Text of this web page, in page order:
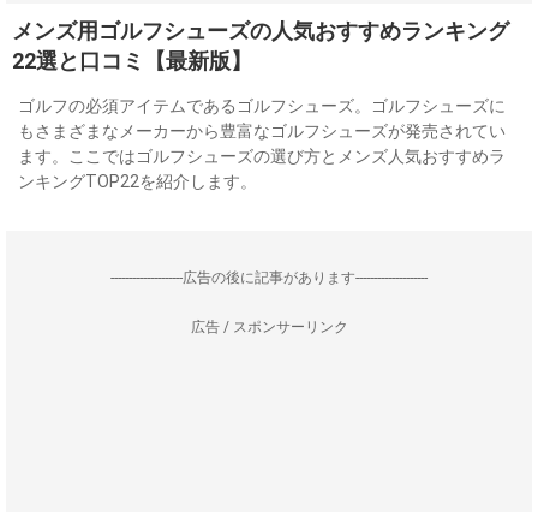
メンズ用ゴルフシューズの人気おすすめランキング
22選と口コミ【最新版】
ゴルフの必須アイテムであるゴルフシューズ。ゴルフシューズに
もさまざまなメーカーから豊富なゴルフシューズが発売されてい
ます。ここではゴルフシューズの選び方とメンズ人気おすすめラ
ンキングTOP22を紹介します。
--------------------広告の後に記事があります--------------------
広告 / スポンサーリンク